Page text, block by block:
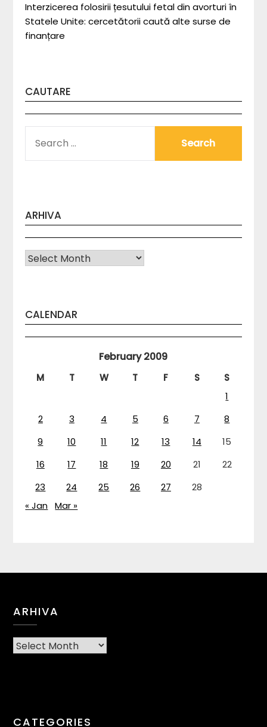
Interzicerea folosirii țesutului fetal din avorturi în
Statele Unite: cercetătorii caută alte surse de
finanțare
CAUTARE
FOR:
ARHIVA
Arhiva
CALENDAR
February 2009
M T W T F S
S
1
2
3 4 5 6 7
8
9
10 11 12 13 14
15
16
17 18 19 20 21
22
23
24 25 26 27
28
« Jan Mar »
ARHIVA
Arhiva
CATEGORIES